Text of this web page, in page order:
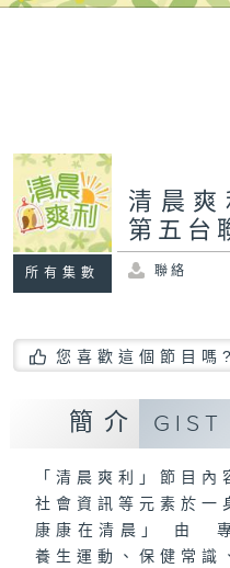
所有集數
清晨
第五台
聯絡
您喜歡這個節目嗎?
簡介 GIST
「清晨爽利」節目
社會資訊等元素於一
康康在清晨」 由
養生運動、保健常識